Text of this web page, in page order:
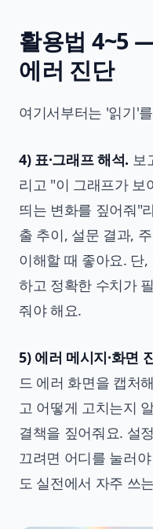
활용법 4~5
에러 진단
여기서부터는 '읽기'
4) 표·그래프 해석. 보
리고 "이 그래프가 보
띄는 변화를 짚어줘"
출 추이, 설문 결과,
이해할 때 좋아요. 단
하고 정확한 수치가
줘야 해요.
5) 에러 메시지·화면
드 에러 화면을 캡처
고 어떻게 고치는지
결책을 짚어줘요. 설
끄려면 어디를 눌러
도 실전에서 자주 쓰